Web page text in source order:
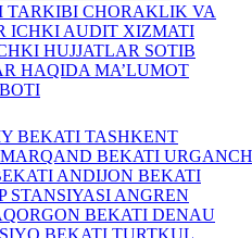
TARKIBI CHORAKLIK VA
ICHKI AUDIT XIZMATI
HUJJATLAR SOTIB
HAQIDA MA’LUMOT
BEKATI TASHKENT
BEKATI URGANCH
ANDIJON BEKATI
STANSIYASI ANGREN
BEKATI DENAU